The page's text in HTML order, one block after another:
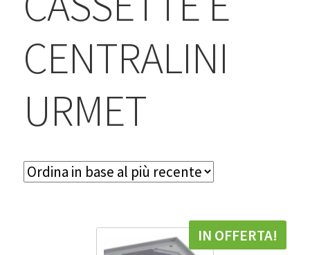
BLOG
Accedi/Registrati
CENTRALINI
URMET
IN OFFERTA!